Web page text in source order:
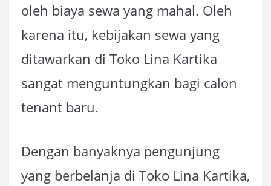
oleh biaya sewa yang mahal. Oleh
karena itu, kebijakan sewa yang
ditawarkan di Toko Lina Kartika
sangat menguntungkan bagi calon
tenant baru.
Dengan banyaknya pengunjung
yang berbelanja di Toko Lina Kartika,